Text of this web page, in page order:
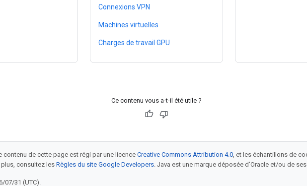
Connexions VPN
Machines virtuelles
Charges de travail GPU
Ce contenu vous a-t-il été utile ?
contenu de cette page est régi par une licence Creative Commons Attribution 4.0, et les échantillons de
plus, consultez les Règles du site Google Developers. Java est une marque déposée d'Oracle et/ou de
07/31 (UTC).